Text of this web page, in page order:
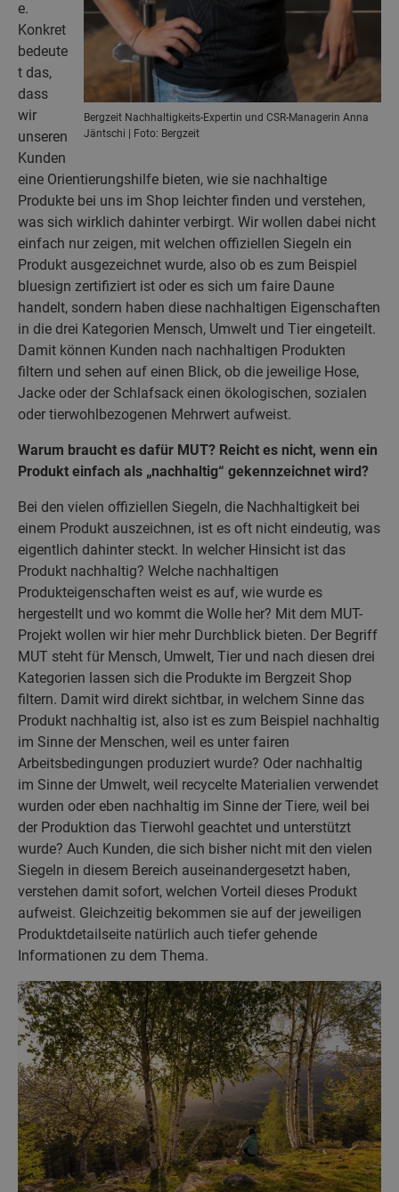
Bergzeit Nachhaltigkeits-Expertin und CSR-Managerin Anna
Jäntschi | Foto: Bergzeit
e.
Konkret
bedeute
t das,
dass
wir
unseren
Kunden
eine Orientierungshilfe bieten, wie sie nachhaltige
Produkte bei uns im Shop leichter finden und verstehen,
was sich wirklich dahinter verbirgt. Wir wollen dabei nicht
einfach nur zeigen, mit welchen offiziellen Siegeln ein
Produkt ausgezeichnet wurde, also ob es zum Beispiel
bluesign zertifiziert ist oder es sich um faire Daune
handelt, sondern haben diese nachhaltigen Eigenschaften
in die drei Kategorien Mensch, Umwelt und Tier eingeteilt.
Damit können Kunden nach nachhaltigen Produkten
filtern und sehen auf einen Blick, ob die jeweilige Hose,
Jacke oder der Schlafsack einen ökologischen, sozialen
oder tierwohlbezogenen Mehrwert aufweist.
Warum braucht es dafür MUT? Reicht es nicht, wenn ein
Produkt einfach als „nachhaltig“ gekennzeichnet wird?
Bei den vielen offiziellen Siegeln, die Nachhaltigkeit bei
einem Produkt auszeichnen, ist es oft nicht eindeutig, was
eigentlich dahinter steckt. In welcher Hinsicht ist das
Produkt nachhaltig? Welche nachhaltigen
Produkteigenschaften weist es auf, wie wurde es
hergestellt und wo kommt die Wolle her? Mit dem MUT-
Projekt wollen wir hier mehr Durchblick bieten. Der Begriff
MUT steht für Mensch, Umwelt, Tier und nach diesen drei
Kategorien lassen sich die Produkte im Bergzeit Shop
filtern. Damit wird direkt sichtbar, in welchem Sinne das
Produkt nachhaltig ist, also ist es zum Beispiel nachhaltig
im Sinne der Menschen, weil es unter fairen
Arbeitsbedingungen produziert wurde? Oder nachhaltig
im Sinne der Umwelt, weil recycelte Materialien verwendet
wurden oder eben nachhaltig im Sinne der Tiere, weil bei
der Produktion das Tierwohl geachtet und unterstützt
wurde? Auch Kunden, die sich bisher nicht mit den vielen
Siegeln in diesem Bereich auseinandergesetzt haben,
verstehen damit sofort, welchen Vorteil dieses Produkt
aufweist. Gleichzeitig bekommen sie auf der jeweiligen
Produktdetailseite natürlich auch tiefer gehende
Informationen zu dem Thema.